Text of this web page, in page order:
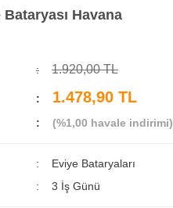
Havana
1.920,00 TL
1.478,90 TL
(%1,00 havale indirimi)
Eviye Bataryaları
3 İş Günü